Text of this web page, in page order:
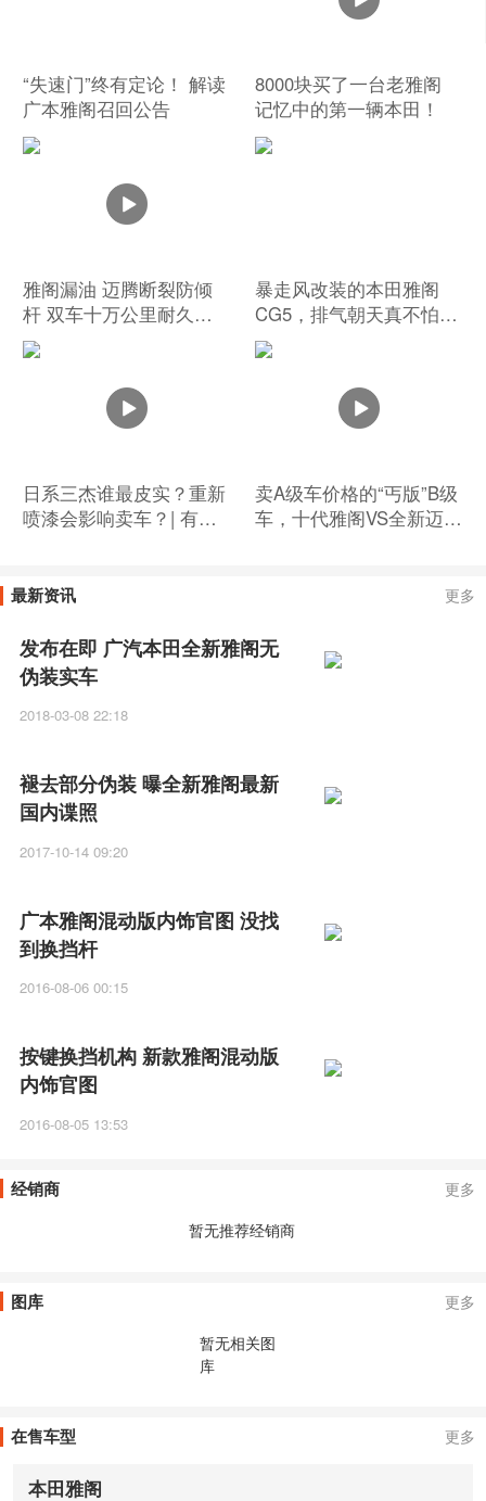
“失速门”终有定论！ 解读
广本雅阁召回公告
8000块买了一台老雅阁
记忆中的第一辆本田！
雅阁漏油 迈腾断裂防倾
杆 双车十万公里耐久测
试第二季第三集
暴走风改装的本田雅阁
CG5，排气朝天真不怕进
水吗？
日系三杰谁最皮实？重新
喷漆会影响卖车？| 有问
卖A级车价格的“丐版”B级
车，十代雅阁VS全新迈瑞
最新资讯 更多
发布在即 广汽本田全新雅阁无
伪装实车
2018-03-08 22:18
褪去部分伪装 曝全新雅阁最新
国内谍照
2017-10-14 09:20
广本雅阁混动版内饰官图 没找
到换挡杆
2016-08-06 00:15
按键换挡机构 新款雅阁混动版
内饰官图
2016-08-05 13:53
经销商
更多
暂无推荐经销商
图库
更多
暂无相关图
库
在售车型 更多
本田雅阁